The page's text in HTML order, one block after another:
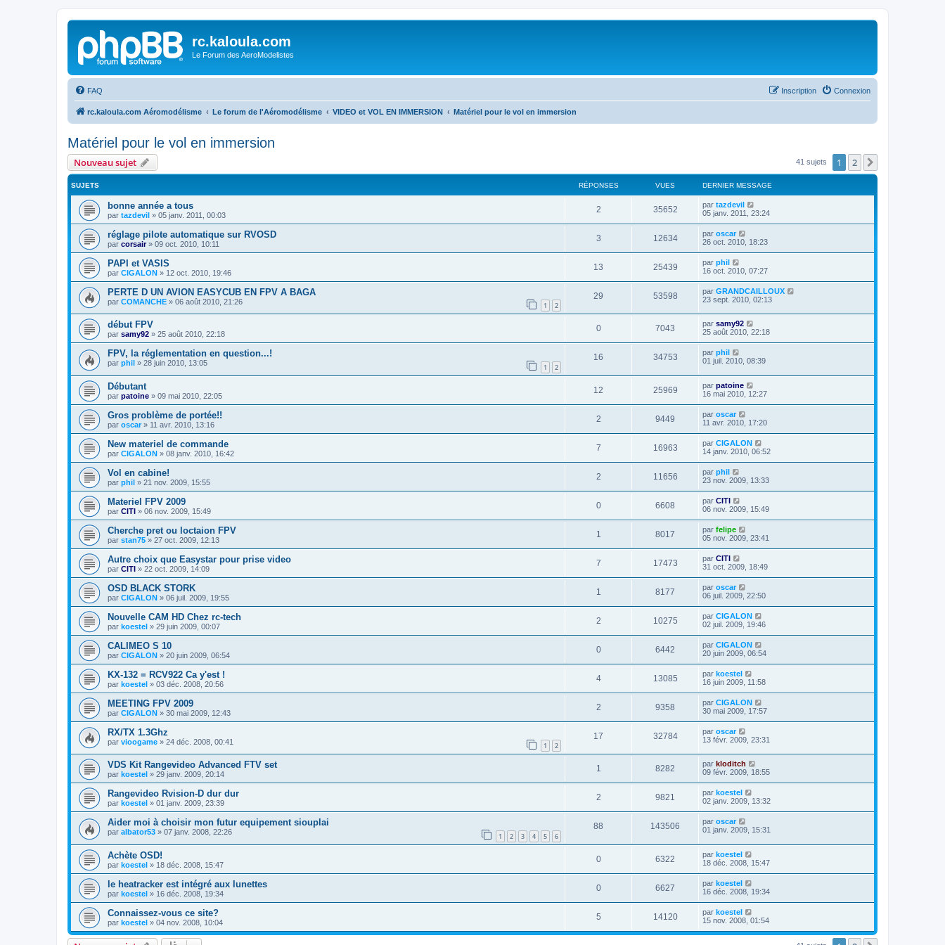
rc.kaloula.com
Le Forum des AeroModelistes
FAQ Connexion
Inscription
rc.kaloula.com Aéromodélisme Le forum de l'Aéromodélisme VIDEO et VOL EN IMMERSION Matériel pour le vol en immersion
Matériel pour le vol en immersion
Nouveau sujet 41 sujets 1 2
SUJETS RÉPONSES VUES DERNIER MESSAGE
bonne année a tous
par tazdevil » 05 janv. 2011, 00:03
2 35652 par tazdevil
05 janv. 2011, 23:24
réglage pilote automatique sur RVOSD
par corsair» 09 oct. 2010, 10:11
3 12634 par oscar
26 oct. 2010, 18:23
PAPI et VASIS
par CIGALON » 12 oct. 2010, 19:46
13 25439 par phil
16 oct. 2010, 07:27
PERTE D UN AVION EASYCUB EN FPV A BAGA
par COMANCHE » 06 août 2010, 21:26 1 2
29 53598 par GRANDCAILLOUX
23 sept. 2010, 02:13
début FPV
par samy92 » 25 août 2010, 22:18
0 7043 par samy92
25 août 2010, 22:18
FPV, la réglementation en question...!
par phil » 28 juin 2010, 13:05 1 2
16 34753 par phil
01 juil. 2010, 08:39
Débutant
par patoine » 09 mai 2010, 22:05
12 25969 par patoine
16 mai 2010, 12:27
Gros problème de portée!!
par oscar » 11 avr. 2010, 13:16
2 9449 par oscar
11 avr. 2010, 17:20
New materiel de commande
par CIGALON » 08 janv. 2010, 16:42
7 16963 par CIGALON
14 janv. 2010, 06:52
Vol en cabine!
par phil » 21 nov. 2009, 15:55
2 11656 par phil
23 nov. 2009, 13:33
Materiel FPV 2009
par CITI » 06 nov. 2009, 15:49
0 6608 par CITI
06 nov. 2009, 15:49
Cherche pret ou loctaion FPV
par stan75 » 27 oct. 2009, 12:13
1 8017 par felipe
05 nov. 2009, 23:41
Autre choix que Easystar pour prise video
par CITI » 22 oct. 2009, 14:09
7 17473 par CITI
31 oct. 2009, 18:49
OSD BLACK STORK
par CIGALON » 06 juil. 2009, 19:55
1 8177 par oscar
06 juil. 2009, 22:50
Nouvelle CAM HD Chez rc-tech
par koestel » 29 juin 2009, 00:07
2 10275 par CIGALON
02 juil. 2009, 19:46
CALIMEO S 10
par CIGALON » 20 juin 2009, 06:54
0 6442 par CIGALON
20 juin 2009, 06:54
KX-132 = RCV922 Ca y'est !
par koestel » 03 déc. 2008, 20:56
4 13085 par koestel
16 juin 2009, 11:58
MEETING FPV 2009
par CIGALON » 30 mai 2009, 12:43
2 9358 par CIGALON
30 mai 2009, 17:57
RX/TX 1.3Ghz
par vioogame » 24 déc. 2008, 00:41 1 2
17 32784 par oscar
13 févr. 2009, 23:31
VDS Kit Rangevideo Advanced FTV set
par koestel » 29 janv. 2009, 20:14
1 8282 par kloditch
09 févr. 2009, 18:55
Rangevideo Rvision-D dur dur
par koestel » 01 janv. 2009, 23:39
2 9821 par koestel
02 janv. 2009, 13:32
Aider moi à choisir mon futur equipement siouplai
par albator53 » 07 janv. 2008, 22:26 1 2 3 4 5 6
88 143506 par oscar
01 janv. 2009, 15:31
Achète OSD!
par koestel » 18 déc. 2008, 15:47
0 6322 par koestel
18 déc. 2008, 15:47
le heatracker est intégré aux lunettes
par koestel » 16 déc. 2008, 19:34
0 6627 par koestel
16 déc. 2008, 19:34
Connaissez-vous ce site?
par koestel » 04 nov. 2008, 10:04
5 14120 par koestel
15 nov. 2008, 01:54